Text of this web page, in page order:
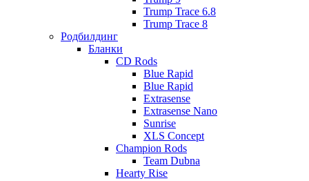
Trump Trace 6.8
Trump Trace 8
Родбилдинг
Бланки
CD Rods
Blue Rapid
Blue Rapid
Extrasense
Extrasense Nano
Sunrise
XLS Concept
Champion Rods
Team Dubna
Hearty Rise